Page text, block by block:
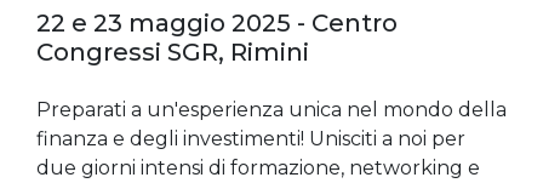
22 e 23 maggio 2025 - Centro
Congressi SGR, Rimini
Preparati a un'esperienza unica nel mondo della
finanza e degli investimenti! Unisciti a noi per
due giorni intensi di formazione, networking e